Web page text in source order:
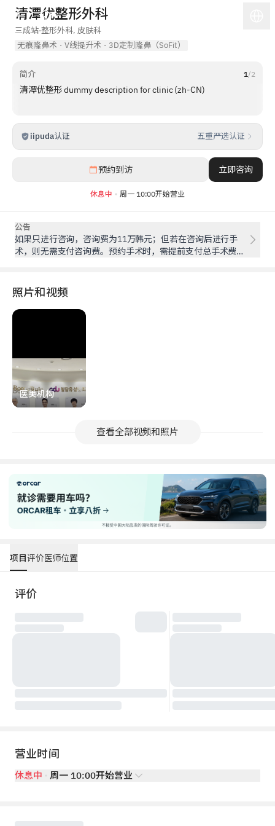
清潭优整形外科
三成站·整形外科, 皮肤科
无痕隆鼻术 · V线提升术 · 3D定制隆鼻（SoFit）
简介 1/2
清潭优整形 dummy description for clinic (zh-CN)
iipuda认证 五重严选认证
预约到访 立即咨询
休息中 周一 10:00开始营业
公告
如果只进行咨询，咨询费为11万韩元；但若在咨询后进行手
术，则无需支付咨询费。预约手术时，需提前支付总手术费用
照片和视频
医美机构
查看全部视频和照片
项目评价医师位置
评价
营业时间
休息中 周一 10:00开始营业